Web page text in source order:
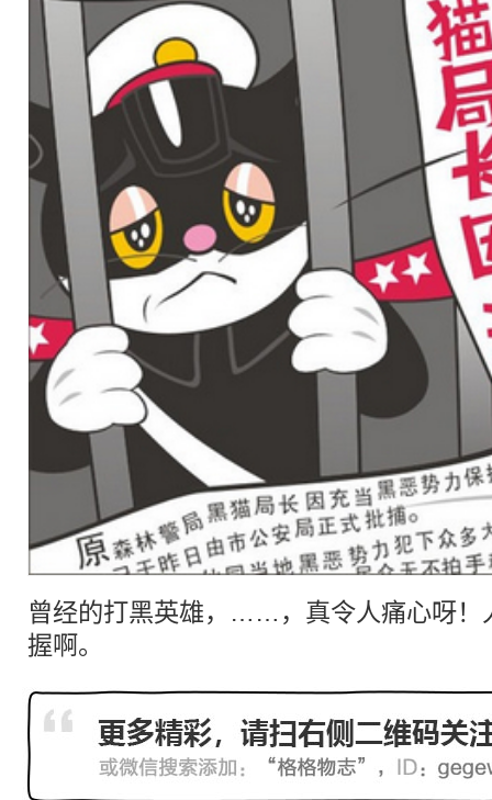
曾经的打黑英雄，……，真令人痛心呀！
握啊。